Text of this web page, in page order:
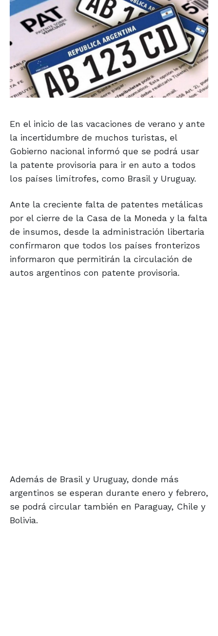
En el inicio de las vacaciones de verano y ante
la incertidumbre de muchos turistas, el
Gobierno nacional informó que se podrá usar
la patente provisoria para ir en auto a todos
los países limítrofes, como Brasil y Uruguay.
Ante la creciente falta de patentes metálicas
por el cierre de la Casa de la Moneda y la falta
de insumos, desde la administración libertaria
confirmaron que todos los países fronterizos
informaron que permitirán la circulación de
autos argentinos con patente provisoria.
Además de Brasil y Uruguay, donde más
argentinos se esperan durante enero y febrero,
se podrá circular también en Paraguay, Chile y
Bolivia.